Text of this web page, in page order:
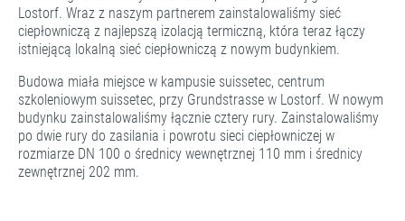
Lostorf. Wraz z naszym partnerem zainstalowaliśmy sieć
ciepłowniczą z najlepszą izolacją termiczną, która teraz łączy
istniejącą lokalną sieć ciepłowniczą z nowym budynkiem.
Budowa miała miejsce w kampusie suissetec, centrum
szkoleniowym suissetec, przy Grundstrasse w Lostorf. W nowym
budynku zainstalowaliśmy łącznie cztery rury. Zainstalowaliśmy
po dwie rury do zasilania i powrotu sieci ciepłowniczej w
rozmiarze DN 100 o średnicy wewnętrznej 110 mm i średnicy
zewnętrznej 202 mm.